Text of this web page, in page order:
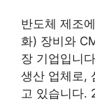
반도체 제조
화) 장비와
장 기업입니
생산 업체로,
고 있습니다.